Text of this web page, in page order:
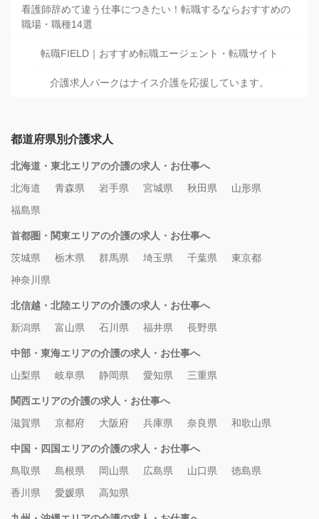
看護師辞めて違う仕事につきたい！転職するならおすすめの
職場・職種14選
転職FIELD｜おすすめ転職エージェント・転職サイト
介護求人パークはナイス介護を応援しています。
都道府県別介護求人
北海道・東北エリアの介護の求人・お仕事へ
北海道
青森県 岩手県 宮城県 秋田県
山形県
福島県
首都圏・関東エリアの介護の求人・お仕事へ
茨城県
栃木県 群馬県 埼玉県 千葉県
東京都
神奈川県
北信越・北陸エリアの介護の求人・お仕事へ
新潟県
富山県 石川県 福井県 長野県
中部・東海エリアの介護の求人・お仕事へ
山梨県
岐阜県 静岡県 愛知県 三重県
関西エリアの介護の求人・お仕事へ
滋賀県
京都府 大阪府 兵庫県 奈良県 和歌山県
中国・四国エリアの介護の求人・お仕事へ
鳥取県
島根県 岡山県 広島県 山口県
徳島県
香川県
愛媛県 高知県